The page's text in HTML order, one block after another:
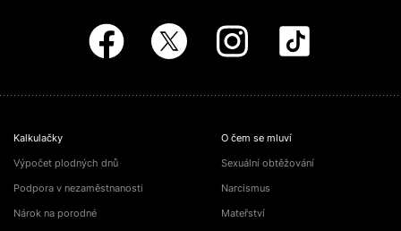
Kalkulačky
Výpočet plodných dnů
Podpora v nezaměstnanosti
Nárok na porodné
O čem se mluví
Sexuální obtěžování
Narcismus
Mateřství